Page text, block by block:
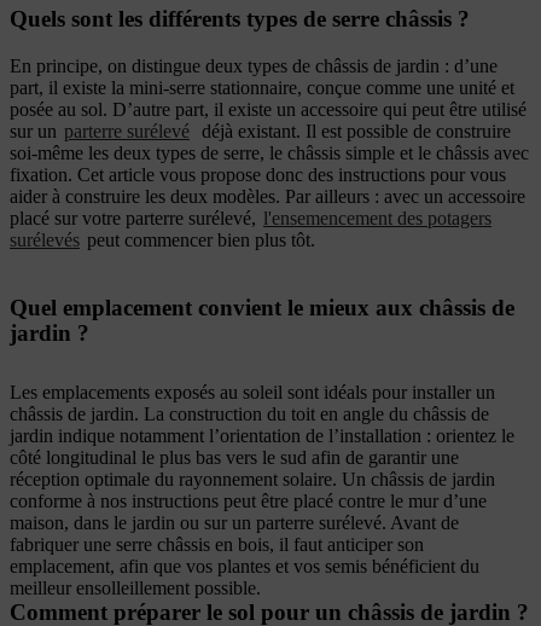
Quels sont les différents types de serre châssis ?
En principe, on distingue deux types de châssis de jardin : d’une
part, il existe la mini-serre stationnaire, conçue comme une unité et
posée au sol. D’autre part, il existe un accessoire qui peut être utilisé
sur un parterre surélevé déjà existant. Il est possible de construire
soi-même les deux types de serre, le châssis simple et le châssis avec
fixation. Cet article vous propose donc des instructions pour vous
aider à construire les deux modèles. Par ailleurs : avec un accessoire
placé sur votre parterre surélevé, l'ensemencement des potagers
surélevés peut commencer bien plus tôt.
Quel emplacement convient le mieux aux châssis de
jardin ?
Les emplacements exposés au soleil sont idéals pour installer un
châssis de jardin. La construction du toit en angle du châssis de
jardin indique notamment l’orientation de l’installation : orientez le
côté longitudinal le plus bas vers le sud afin de garantir une
réception optimale du rayonnement solaire. Un châssis de jardin
conforme à nos instructions peut être placé contre le mur d’une
maison, dans le jardin ou sur un parterre surélevé. Avant de
fabriquer une serre châssis en bois, il faut anticiper son
emplacement, afin que vos plantes et vos semis bénéficient du
meilleur ensolleillement possible.
Comment préparer le sol pour un châssis de jardin ?